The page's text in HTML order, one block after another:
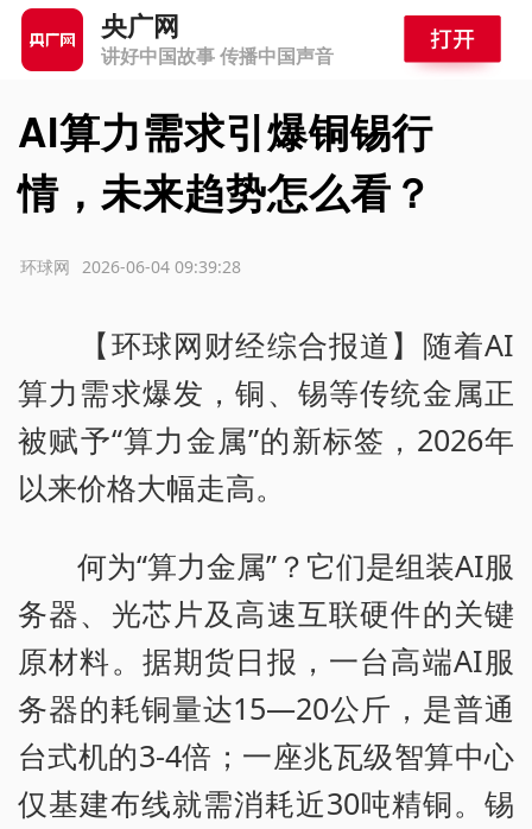
央广网
讲好中国故事 传播中国声音
AI算力需求引爆铜锡行
情，未来趋势怎么看？
2026-06-04 09:39:28
环球网
【环球网财经综合报道】随着AI
算力需求爆发，铜、锡等传统金属正
被赋予“算力金属”的新标签，2026年
以来价格大幅走高。
何为“算力金属”？它们是组装AI服
务器、光芯片及高速互联硬件的关键
原材料。据期货日报，一台高端AI服
务器的耗铜量达15—20公斤，是普通
台式机的3-4倍；一座兆瓦级智算中心
仅基建布线就需消耗近30吨精铜。锡